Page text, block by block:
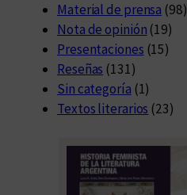
Material de prensa (98)
Nota de opinión (19)
Presentaciones (15)
Reseñas (131)
Sin categoría (1)
Textos literarios (23)